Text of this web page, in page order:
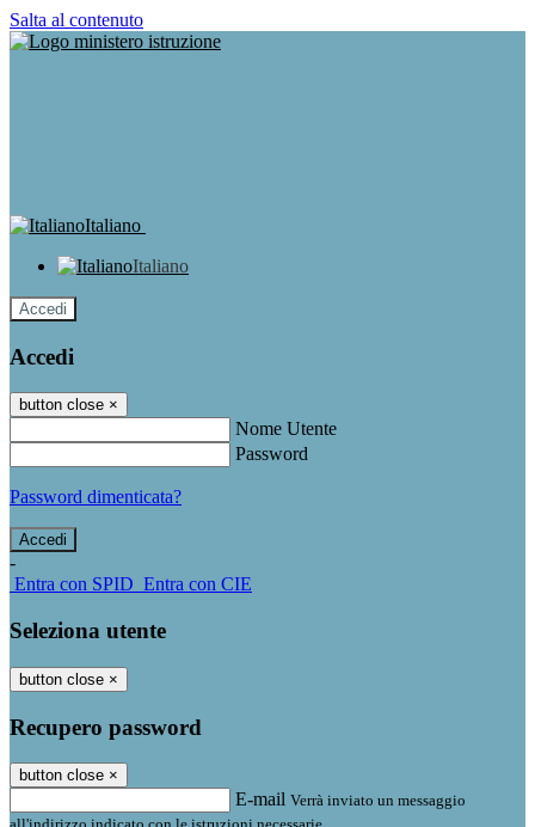
Salta al contenuto
Italiano
Italiano
Accedi
Accedi
button close ×
Nome Utente
Password
Password dimenticata?
-
Entra con SPID Entra con CIE
Seleziona utente
button close ×
Recupero password
button close ×
E-mail Verrà inviato un messaggio